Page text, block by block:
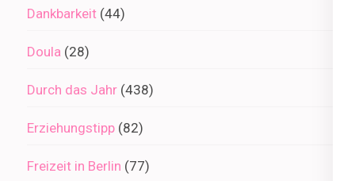
Dankbarkeit (44)
Doula (28)
Durch das Jahr (438)
Erziehungstipp (82)
Freizeit in Berlin (77)